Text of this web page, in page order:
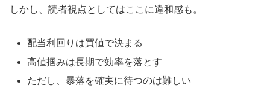
しかし、読者視点としてはここに違和感も。
配当利回りは買値で決まる
高値掴みは長期で効率を落とす
ただし、暴落を確実に待つのは難しい